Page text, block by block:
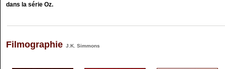
dans la série Oz.
Filmographie J.K. Simmons